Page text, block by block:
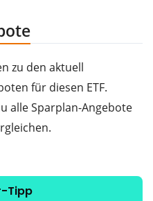
zu den aktuell
für diesen ETF.
alle Sparplan-Angebote